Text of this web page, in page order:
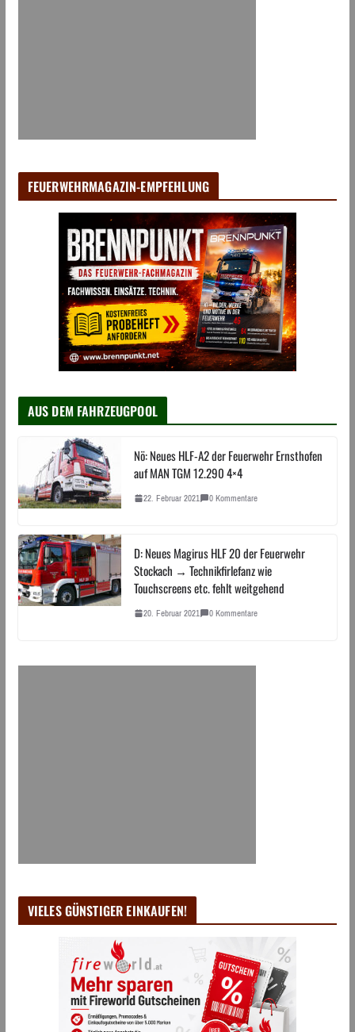
FEUERWEHRMAGAZIN-EMPFEHLUNG
AUS DEM FAHRZEUGPOOL
Nö: Neues HLF-A2 der Feuerwehr Ernsthofen
auf MAN TGM 12.290 4×4
22. Februar 2021 0 Kommentare
D: Neues Magirus HLF 20 der Feuerwehr
Stockach → Technikfirlefanz wie
Touchscreens etc. fehlt weitgehend
20. Februar 2021 0 Kommentare
VIELES GÜNSTIGER EINKAUFEN!